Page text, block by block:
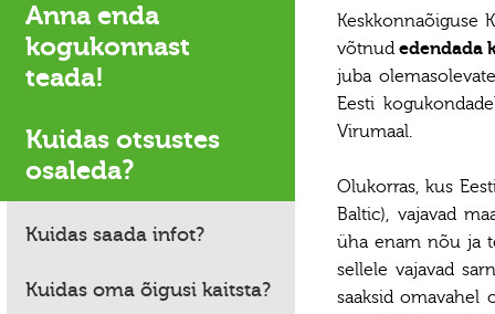
Anna enda
kogukonnast
teada!
Kuidas otsustes
osaleda?
Kuidas saada infot?
Kuidas oma õigusi kaitsta?
Keskkonnaõiguse
võtnud edendada
juba
Eesti
Virumaal.
Olukorras, kus
Baltic), vajavad
üha enam nõu ja
sellele vajavad
saaksid omavahel